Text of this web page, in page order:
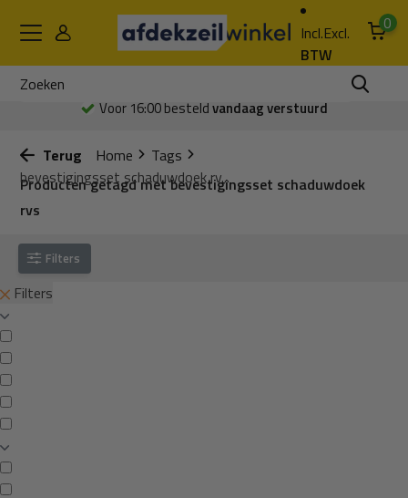
Incl.Excl.
BTW
0
Voor 16:00 besteldvandaag verstuurd
Terug Home
Tags
bevestigingsset schaduwdoek rv...
Producten getagd met bevestigingsset schaduwdoek
rvs
Filters
Filters